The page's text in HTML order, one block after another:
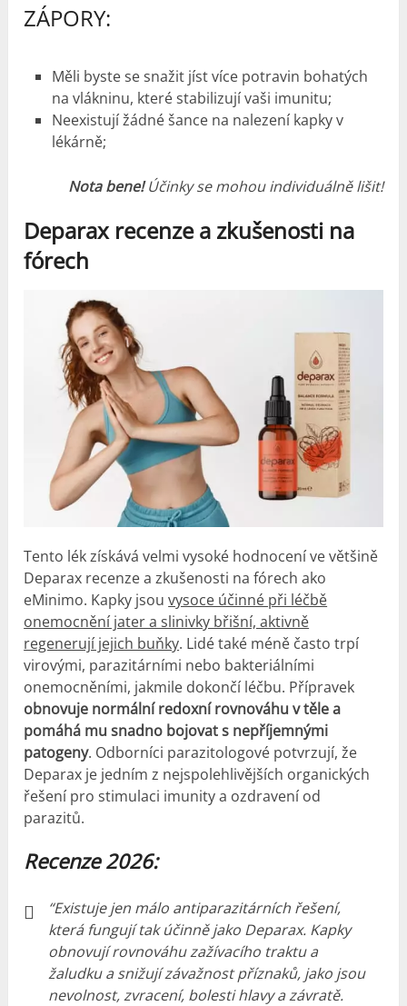
ZÁPORY:
Měli byste se snažit jíst více potravin bohatých
na vlákninu, které stabilizují vaši imunitu;
Neexistují žádné šance na nalezení kapky v
lékárně;
Nota bene! Účinky se mohou individuálně lišit!
Deparax recenze a zkušenosti na
fórech
Tento lék získává velmi vysoké hodnocení ve většině
Deparax recenze azkušenosti na fórech ako
eMinimo. Kapky jsouvysoce účinné při léčbě
onemocnění jater a slinivky břišní, aktivně
regenerují jejich buňky. Lidé také méně často trpí
virovými, parazitárními nebo bakteriálními
onemocněními, jakmile dokončí léčbu. Přípravek
obnovuje normální redoxní rovnováhu v těle a
pomáhá mu snadno bojovat s nepříjemnými
patogeny. Odborníci parazitologové potvrzují, že
Deparax je jedním z nejspolehlivějších organických
řešení pro stimulaci imunity a ozdravení od
parazitů.
Recenze 2026:
“Existuje jen málo antiparazitárních řešení,
která fungují tak účinně jako Deparax. Kapky
obnovují rovnováhu zažívacího traktu a
žaludku a snižují závažnost příznaků, jako jsou
nevolnost, zvracení, bolesti hlavy a závratě.